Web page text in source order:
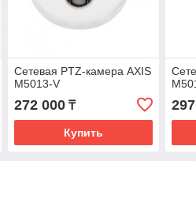
Сетевая PTZ-камера AXIS
M5013-V
272 000₸
Купить